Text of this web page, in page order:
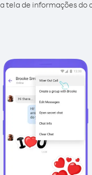
tela de informações do